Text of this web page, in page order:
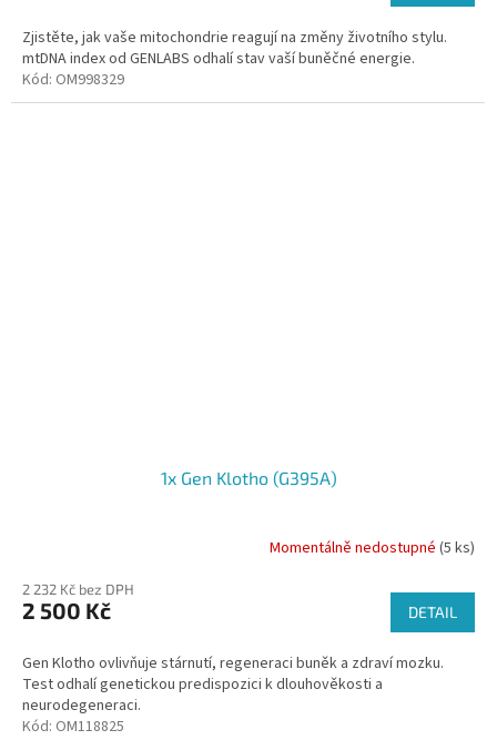
Zjistěte, jak vaše mitochondrie reagují na změny životního stylu.
mtDNA index od GENLABS odhalí stav vaší buněčné energie.
Kód: OM998329
1x Gen Klotho (G395A)
Momentálně nedostupné (5 ks)
2 232 Kč bez DPH
2 500 Kč DETAIL
Gen Klotho ovlivňuje stárnutí, regeneraci buněk a zdraví mozku.
Test odhalí genetickou predispozici k dlouhověkosti a
neurodegeneraci.
Kód: OM118825